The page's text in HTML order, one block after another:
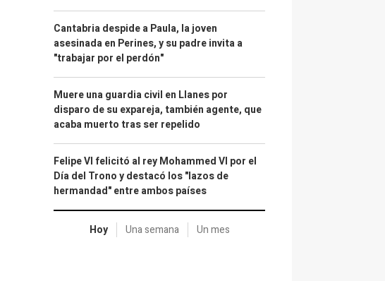
Cantabria despide a Paula, la joven
asesinada en Perines, y su padre invita a
"trabajar por el perdón"
Muere una guardia civil en Llanes por
disparo de su expareja, también agente, que
acaba muerto tras ser repelido
Felipe VI felicitó al rey Mohammed VI por el
Día del Trono y destacó los "lazos de
hermandad" entre ambos países
Hoy Una semana Un mes